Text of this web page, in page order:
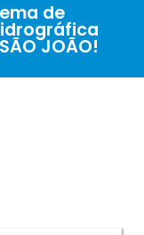
de
JOÃO!